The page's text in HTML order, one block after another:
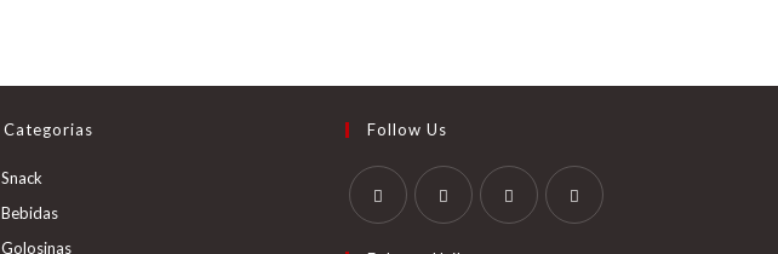
Categorias
Snack
abre
BebidasSe
abre
GolosinasSe
Follow Us